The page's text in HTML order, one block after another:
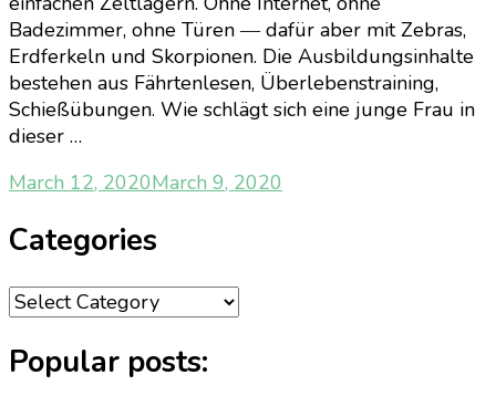
Badezimmer, ohne Türen ― dafür aber mit Zebras,
Erdferkeln und Skorpionen. Die Ausbildungsinhalte
bestehen aus Fährtenlesen, Überlebenstraining,
Schießübungen. Wie schlägt sich eine junge Frau in
dieser …
March 12, 2020March 9, 2020
Categories
Categories
Popular posts: